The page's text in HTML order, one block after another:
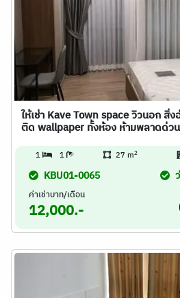
ให้เช่า Kave Town space วิวนอก สิ่
ติด wallpaper ทั้งห้อง ห้ามพลาดด่ว
1 1 27 m2
KBU01-0065
ค่าเช่าบาท/เดือน
12,000.-